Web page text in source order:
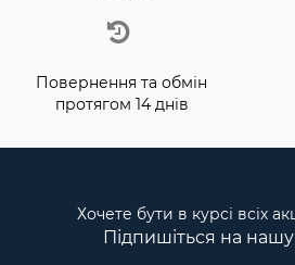
Повернення та обмін
протягом 14 днів
Хочете бути в курсі всіх
Підпишіться на